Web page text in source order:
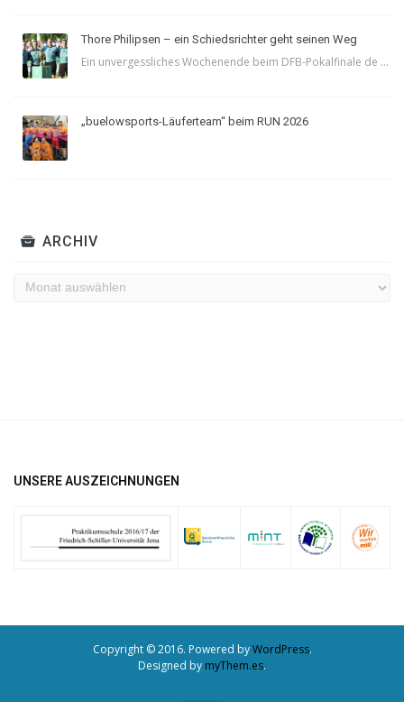
Thore Philipsen – ein Schiedsrichter geht seinen Weg
Ein unvergessliches Wochenende beim DFB-Pokalfinale de ...
„buelowsports-Läuferteam“ beim RUN 2026
ARCHIV
Archiv
UNSERE AUSZEICHNUNGEN
Copyright © 2016. Powered byWordPress.
Designed by myThem.es.